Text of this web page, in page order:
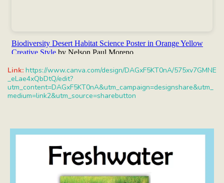
Link: https://www.canva.com/design/DAGxF5KT0nA/575xv7GMNE
_eLae4xQbDtQ/edit?
utm_content=DAGxF5KT0nA&utm_campaign=designshare&utm_
medium=link2&utm_source=sharebutton